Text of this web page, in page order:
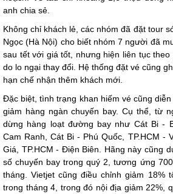
anh chia sẻ.
Không chỉ khách lẻ, các nhóm đã đặt tour
Ngọc (Hà Nội) cho biết nhóm 7 người đã
sau tết với giá tốt, nhưng hiện liên tục
do lo ngại thay đổi. Hệ thống đặt vé cũng
hạn chế nhận thêm khách mới.
Đặc biệt, tình trạng khan hiếm vé cũng
giảm hàng ngàn chuyến bay. Cụ thể, từ
dừng hàng loạt đường bay như Cát Bi -
Cam Ranh, Cát Bi - Phú Quốc, TP.HCM -
Giá, TP.HCM - Điện Biên. Hãng này cũng
số chuyến bay trong quý 2, tương ứng
tháng. Vietjet cũng điều chỉnh giảm 18%
trong tháng 4, trong đó nội địa giảm 22%,